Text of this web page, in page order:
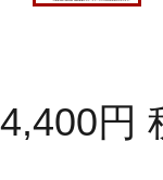
4,400円